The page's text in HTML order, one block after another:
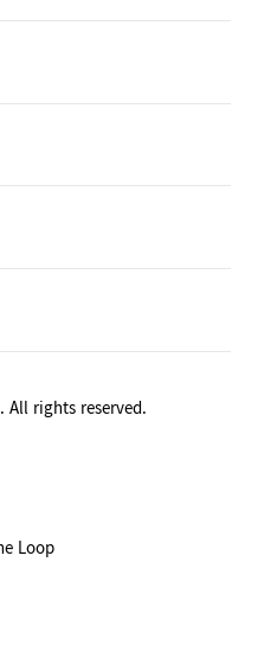
All rights reserved.
Loop